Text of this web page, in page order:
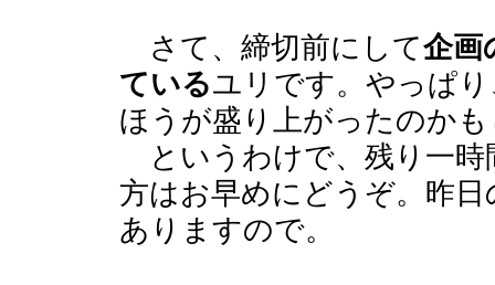
さて、締切前にして企画
ているユリです。やっぱ
ほうが盛り上がったのか
というわけで、残り一時
方はお早めにどうぞ。昨
ありますので。